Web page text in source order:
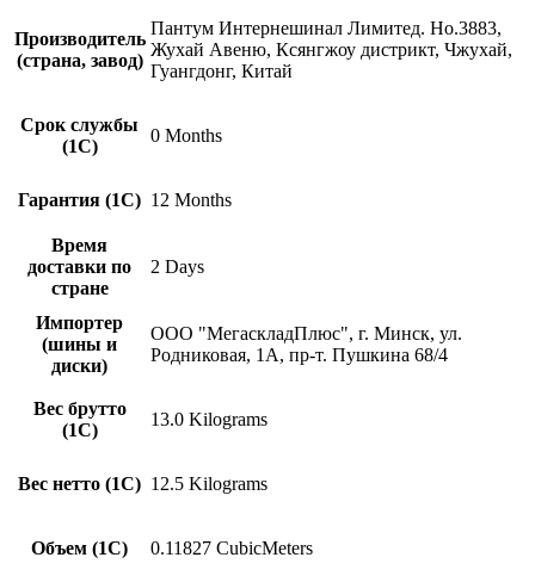
Производитель
(страна, завод)
Пантум Интернешинал Лимитед. Но.3883,
Жухай Авеню, Ксянгжоу дистрикт, Чжухай,
Гуангдонг, Китай
Срок службы
(1С)
0 Months
Гарантия (1С) 12 Months
Время
доставки по
стране
2 Days
Импортер
(шины и
диски)
ООО "МегаскладПлюс", г. Минск, ул.
Родниковая, 1А, пр-т. Пушкина 68/4
Вес брутто
(1С)
13.0 Kilograms
Вес нетто (1С) 12.5 Kilograms
Объем (1С) 0.11827 CubicMeters